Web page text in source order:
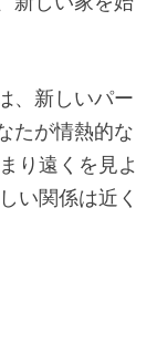
、新しいパー
たが情熱的な
り遠くを見よ
い関係は近く